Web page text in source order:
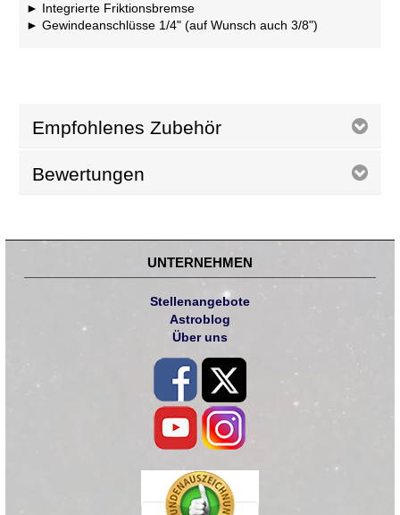
Integrierte Friktionsbremse
Gewindeanschlüsse 1/4" (auf Wunsch auch 3/8")
Empfohlenes Zubehör
Bewertungen
UNTERNEHMEN
Stellenangebote
Astroblog
Über uns